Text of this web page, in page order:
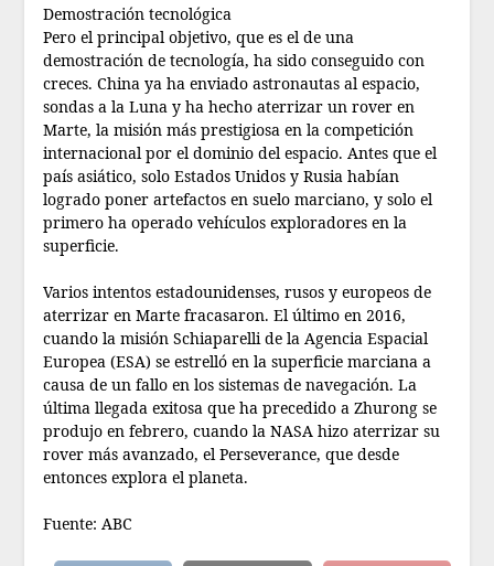
Demostración tecnológica
Pero el principal objetivo, que es el de una
demostración de tecnología, ha sido conseguido con
creces. China ya ha enviado astronautas al espacio,
sondas a la Luna y ha hecho aterrizar un rover en
Marte, la misión más prestigiosa en la competición
internacional por el dominio del espacio. Antes que el
país asiático, solo Estados Unidos y Rusia habían
logrado poner artefactos en suelo marciano, y solo el
primero ha operado vehículos exploradores en la
superficie.
Varios intentos estadounidenses, rusos y europeos de
aterrizar en Marte fracasaron. El último en 2016,
cuando la misión Schiaparelli de la Agencia Espacial
Europea (ESA) se estrelló en la superficie marciana a
causa de un fallo en los sistemas de navegación. La
última llegada exitosa que ha precedido a Zhurong se
produjo en febrero, cuando la NASA hizo aterrizar su
rover más avanzado, el Perseverance, que desde
entonces explora el planeta.
Fuente: ABC